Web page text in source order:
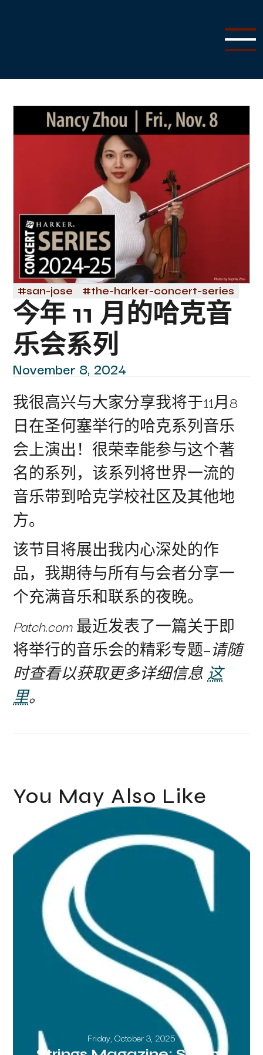
今年 11 月的哈克音
乐会系列
November 8, 2024
我很高兴与大家分享我将于11月8
日在圣何塞举行的哈克系列音乐
会上演出！很荣幸能参与这个著
名的系列，该系列将世界一流的
音乐带到哈克学校社区及其他地
方。
该节目将展出我内心深处的作
品，我期待与所有与会者分享一
个充满音乐和联系的夜晚。
Patch.com最近发表了一篇关于即
将举行的音乐会的精彩专题—请随
时查看以获取更多详细信息 这
里。
#san-jose #the-harker-concert-series
You May Also Like
Friday, October 3, 2025